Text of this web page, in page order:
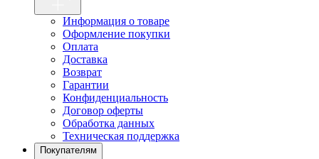
Информация о товаре
Оформление покупки
Оплата
Доставка
Возврат
Гарантии
Конфиденциальность
Договор оферты
Обработка данных
Техническая поддержка
Покупателям